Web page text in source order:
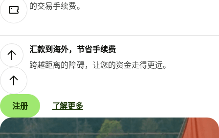
的交易手续费。
汇款到海外，节省手续费
跨越距离的障碍，让您的资金走得更远。
注册 了解更多